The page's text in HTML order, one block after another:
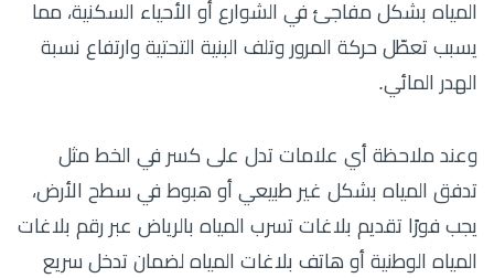
المياه بشكل مفاجئ في الشوارع أو الأحياء السكنية، مما
يسبب تعطّل حركة المرور وتلف البنية التحتية وارتفاع نسبة
الهدر المائي.
وعند ملاحظة أي علامات تدل على كسر في الخط مثل
تدفق المياه بشكل غير طبيعي أو هبوط في سطح الأرض،
يجب فورًا تقديم بلاغات تسرب المياه بالرياض عبر رقم بلاغات
المياه الوطنية أو هاتف بلاغات المياه لضمان تدخل سريع